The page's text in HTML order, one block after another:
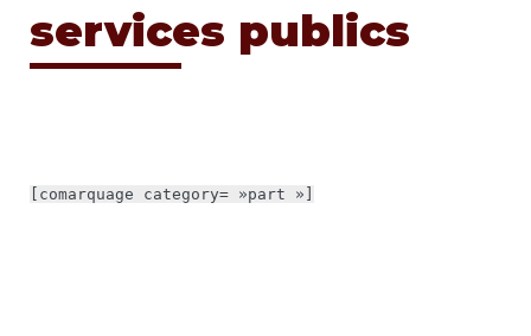
services publics
[comarquage category= »part »]